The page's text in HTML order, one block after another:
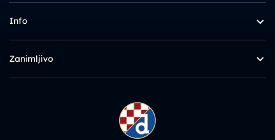
Info
Zanimljivo